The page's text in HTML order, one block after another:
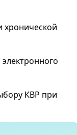
хронической
КВР при